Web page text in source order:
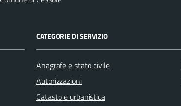
CATEGORIE DI SERVIZIO
Anagrafe e stato civile
Autorizzazioni
Catasto e urbanistica